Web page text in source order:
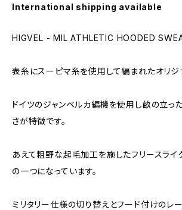
International shipping available
HIGVEL - MIL ATHLETIC HOODED
表糸にスーピマ糸を使用して編まれたオリジ
ドイツのジャンベルカ編機を使用し畝の立っ
さが特徴です。
あえて粗野な起毛加工を施したフリースラ
の一つになっています。
ミリタリー仕様の切り替えとフード付けのレ